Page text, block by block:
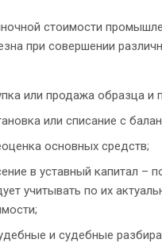
стоимости
при совершении
или продажа образца и
или списание с
основных средств;
в уставный капитал –
учитывать по их
и судебные